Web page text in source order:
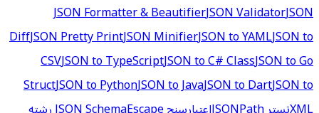
JSON Formatter & BeautifierJSON ValidatorJSON
DiffJSON Pretty PrintJSON MinifierJSON to YAMLJSON to
CSVJSON to TypeScriptJSON to C# ClassJSON to Go
StructJSON to PythonJSON to JavaJSON to DartJSON to